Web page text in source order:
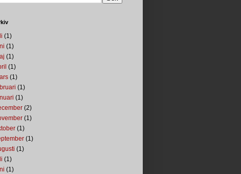
(1)
(1)
(1)
(1)
(1)
(1)
(1)
(2)
(1)
(1)
(1)
(1)
(1)
(1)